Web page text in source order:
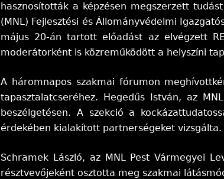
g
i
h
e
y
hasznosították a képzésen megszerzett
(MNL) Fejlesztési és Állományvédelmi
május 20-án tartott előadást az elvégzett
moderátorként is közreműködött a helyszíni
A háromnapos szakmai fórumon
tapasztalatcseréhez. Hegedűs István, az
beszélgetésen. A szekció a
érdekében kialakított partnerségeket vizsgálta.
Schramek László, az MNL Pest Vármegyei
résztvevőjeként osztotta meg szakmai